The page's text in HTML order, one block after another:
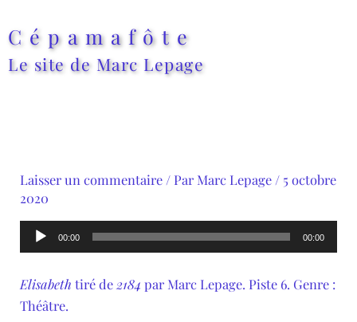
au
contenu
Cépamafôte
Le site de Marc Lepage
Laisser un commentaire / Par Marc Lepage / 5 octobre
2020
Lecteur
audio
00:00 00:00
Elisabeth tiré de 2184 par Marc Lepage. Piste 6. Genre :
Théâtre.